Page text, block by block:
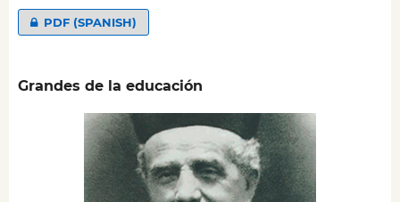
PDF (SPANISH)
Grandes de la educación